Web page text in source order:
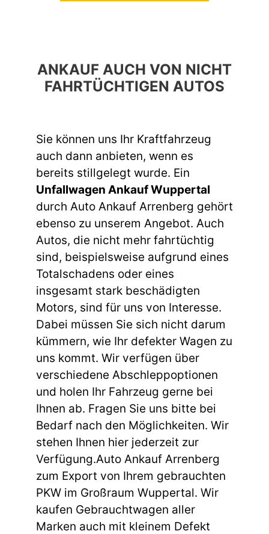
ANKAUF AUCH VON NICHT
FAHRTÜCHTIGEN AUTOS
Sie können uns Ihr Kraftfahrzeug
auch dann anbieten, wenn es
bereits stillgelegt wurde. Ein
Unfallwagen Ankauf Wuppertal
durch Auto Ankauf Arrenberg gehört
ebenso zu unserem Angebot. Auch
Autos, die nicht mehr fahrtüchtig
sind, beispielsweise aufgrund eines
Totalschadens oder eines
insgesamt stark beschädigten
Motors, sind für uns von Interesse.
Dabei müssen Sie sich nicht darum
kümmern, wie Ihr defekter Wagen zu
uns kommt. Wir verfügen über
verschiedene Abschleppoptionen
und holen Ihr Fahrzeug gerne bei
Ihnen ab. Fragen Sie uns bitte bei
Bedarf nach den Möglichkeiten. Wir
stehen Ihnen hier jederzeit zur
Verfügung.Auto Ankauf Arrenberg
zum Export von Ihrem gebrauchten
PKW im Großraum Wuppertal. Wir
kaufen Gebrauchtwagen aller
Marken auch mit kleinem Defekt